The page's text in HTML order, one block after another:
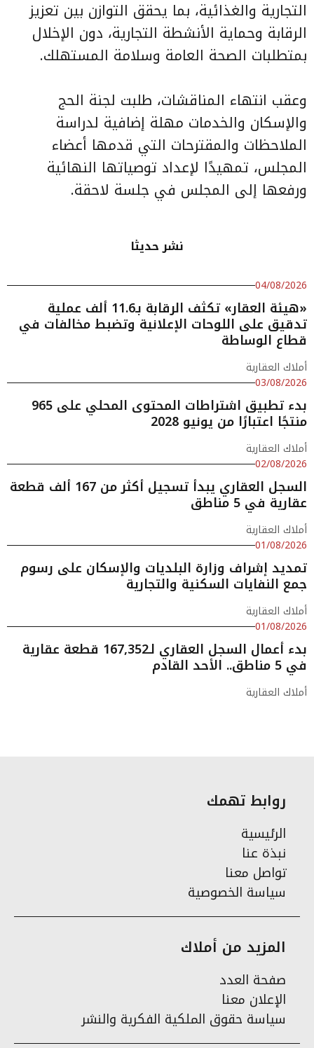
التجارية والغذائية، بما يحقق التوازن بين تعزيز
الرقابة وحماية الأنشطة التجارية، دون الإخلال
بمتطلبات الصحة العامة وسلامة المستهلك.
وعقب انتهاء المناقشات، طلبت لجنة الحج
والإسكان والخدمات مهلة إضافية لدراسة
الملاحظات والمقترحات التي قدمها أعضاء
المجلس، تمهيدًا لإعداد توصياتها النهائية
ورفعها إلى المجلس في جلسة لاحقة.
نشر حديثا
04/08/2026
«هيئة العقار» تكثف الرقابة بـ11.6 ألف عملية
تدقيق على اللوحات الإعلانية وتضبط مخالفات في
قطاع الوساطة
أملاك العقارية
03/08/2026
بدء تطبيق اشتراطات المحتوى المحلي على 965
منتجًا اعتبارًا من يونيو 2028
أملاك العقارية
02/08/2026
السجل العقاري يبدأ تسجيل أكثر من 167 ألف قطعة
عقارية في 5 مناطق
أملاك العقارية
01/08/2026
تمديد إشراف وزارة البلديات والإسكان على رسوم
جمع النفايات السكنية والتجارية
أملاك العقارية
01/08/2026
بدء أعمال السجل العقاري لـ167,352 قطعة عقارية
في 5 مناطق.. الأحد القادم
أملاك العقارية
روابط تهمك
الرئيسية
نبذة عنا
تواصل معنا
سياسة الخصوصية
المزيد من أملاك
صفحة العدد
الإعلان معنا
سياسة حقوق الملكية الفكرية والنشر